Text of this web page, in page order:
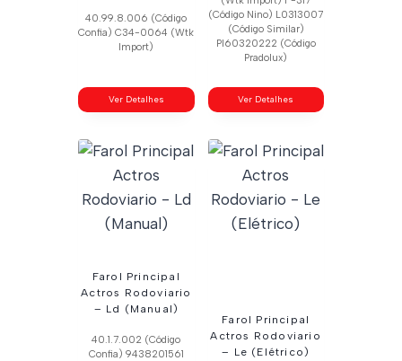
40.99.8.006 (Código
Confia) C34-0064 (Wtk
Import)
Ver Detalhes
(Código Nino) L0313007
(Código Similar)
Pl60320222 (Código
Pradolux)
Ver Detalhes
Farol Principal
Actros Rodoviario
– Ld (Manual)
40.1.7.002 (Código
Confia) 9438201561
Farol Principal
Actros Rodoviario
– Le (Elétrico)